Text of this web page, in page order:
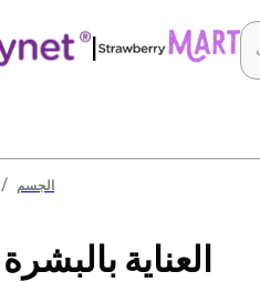
|
/ الجسم
Natural Beauty - العناية بالبشرة